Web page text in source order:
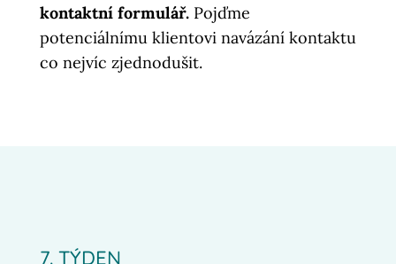
kontaktní formulář. Pojďme
potenciálnímu klientovi navázání kontaktu
co nejvíc zjednodušit.
7. TÝDEN